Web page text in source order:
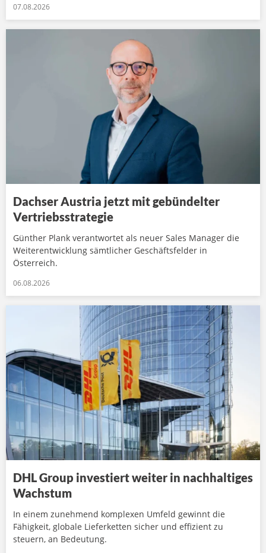
07.08.2026
Dachser Austria jetzt mit gebündelter
Vertriebsstrategie
Günther Plank verantwortet als neuer Sales Manager die
Weiterentwicklung sämtlicher Geschäftsfelder in
Österreich.
06.08.2026
DHL Group investiert weiter in nachhaltiges
Wachstum
In einem zunehmend komplexen Umfeld gewinnt die
Fähigkeit, globale Lieferketten sicher und effizient zu
steuern, an Bedeutung.